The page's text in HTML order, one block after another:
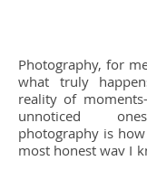
Photography, for
what truly
reality of
unnoticed
photography is
most honest way I